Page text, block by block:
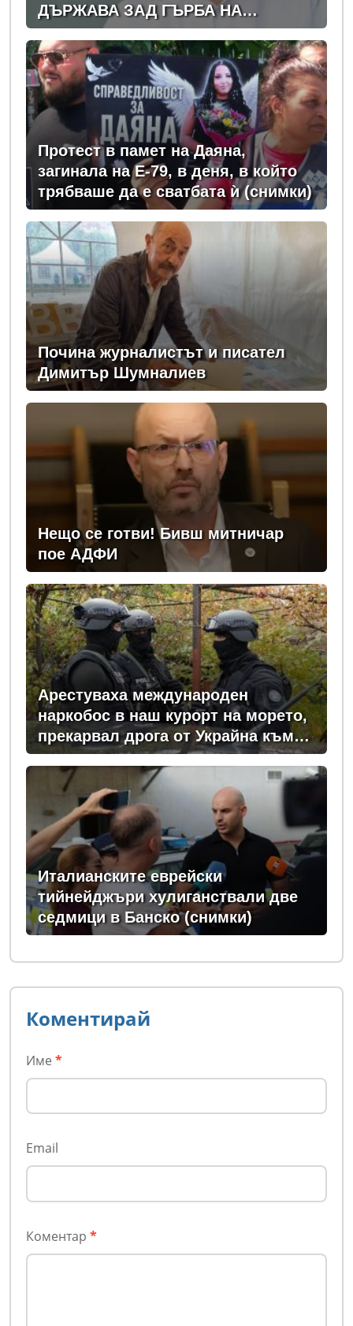
ДЪРЖАВА ЗАД ГЪРБА НА
ПРАВИТЕЛСТВОТО?
(РАЗСЛЕДВАНЕ)
Протест в памет на Даяна,
загинала на Е-79, в деня, в който
трябваше да е сватбата ѝ (снимки)
Почина журналистът и писател
Димитър Шумналиев
Нещо се готви! Бивш митничар
пое АДФИ
Арестуваха международен
наркобос в наш курорт на морето,
прекарвал дрога от Украйна към
ЕС
Италианските еврейски
тийнейджъри хулиганствали две
седмици в Банско (снимки)
Коментирай
Име *
Email
Коментар *